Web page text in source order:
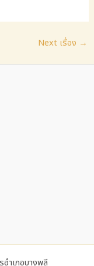
Next เรื่อง →
ำเภอบางพลี